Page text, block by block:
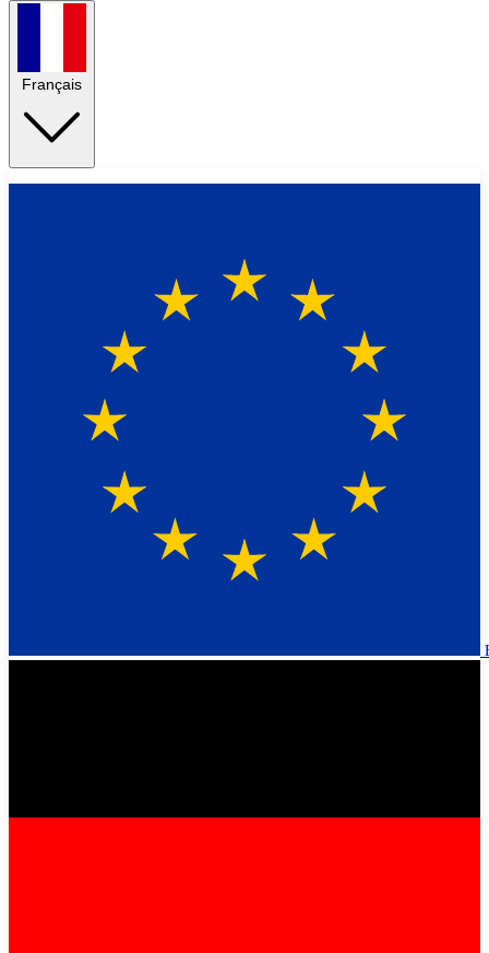
Français